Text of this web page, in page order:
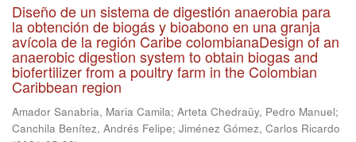
Diseño de un sistema de digestión anaerobia para
la obtención de biogás y bioabono en una granja
avícola de la región Caribe colombianaDesign of an
anaerobic digestion system to obtain biogas and
biofertilizer from a poultry farm in the Colombian
Caribbean region
Amador Sanabria, Maria Camila; Arteta Chedraüy, Pedro Manuel;
Canchila Benítez, Andrés Felipe; Jiménez Gómez, Carlos Ricardo